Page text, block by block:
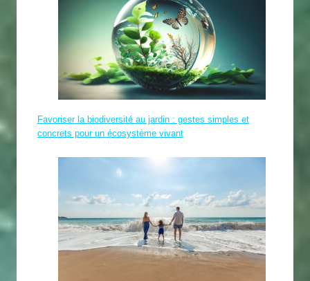
Favoriser la biodiversité au jardin : gestes simples et
concrets pour un écosystème vivant